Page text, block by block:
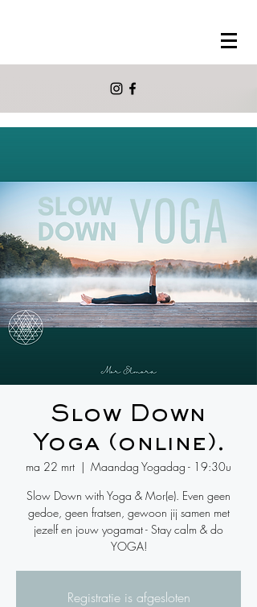
Slow Down
Yoga (online).
ma 22 mrt
  |
Maandag Yogadag - 19:30u
Slow Down with Yoga & Mor(e). Even geen
gedoe, geen fratsen, gewoon jij samen met
jezelf en jouw yogamat - Stay calm & do
YOGA!
Registratie is afgesloten